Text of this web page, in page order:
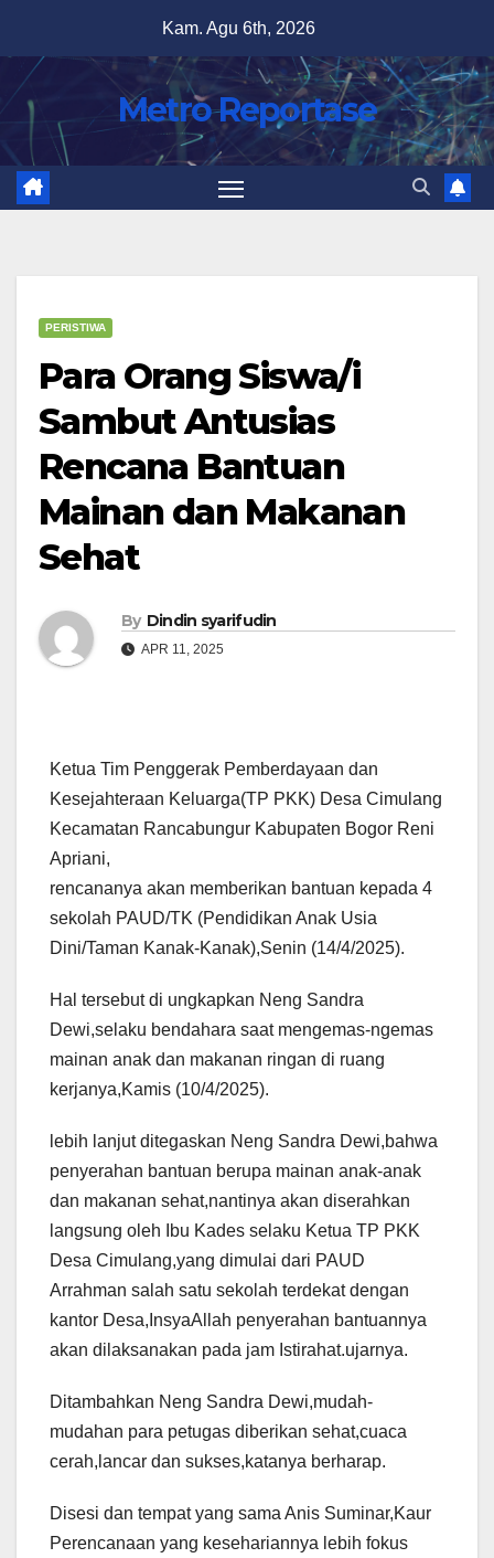
content
Kam. Agu 6th, 2026
Metro Reportase
PERISTIWA
Para Orang Siswa/i
Sambut Antusias
Rencana Bantuan
Mainan dan Makanan
Sehat
By Dindin syarifudin
APR 11, 2025
Ketua Tim Penggerak Pemberdayaan dan
Kesejahteraan Keluarga(TP PKK) Desa Cimulang
Kecamatan Rancabungur Kabupaten Bogor Reni
Apriani,
rencananya akan memberikan bantuan kepada 4
sekolah PAUD/TK (Pendidikan Anak Usia
Dini/Taman Kanak-Kanak),Senin (14/4/2025).
Hal tersebut di ungkapkan Neng Sandra
Dewi,selaku bendahara saat mengemas-ngemas
mainan anak dan makanan ringan di ruang
kerjanya,Kamis (10/4/2025).
lebih lanjut ditegaskan Neng Sandra Dewi,bahwa
penyerahan bantuan berupa mainan anak-anak
dan makanan sehat,nantinya akan diserahkan
langsung oleh Ibu Kades selaku Ketua TP PKK
Desa Cimulang,yang dimulai dari PAUD
Arrahman salah satu sekolah terdekat dengan
kantor Desa,InsyaAllah penyerahan bantuannya
akan dilaksanakan pada jam Istirahat.ujarnya.
Ditambahkan Neng Sandra Dewi,mudah-
mudahan para petugas diberikan sehat,cuaca
cerah,lancar dan sukses,katanya berharap.
Disesi dan tempat yang sama Anis Suminar,Kaur
Perencanaan yang kesehariannya lebih fokus